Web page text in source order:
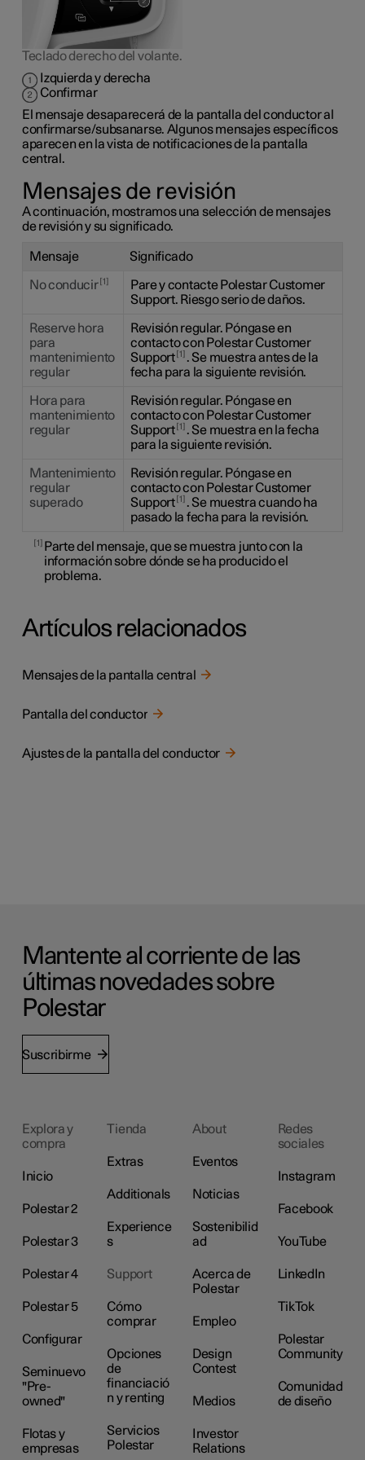
Teclado derecho del volante.
Izquierda y derecha
Confirmar
El mensaje desaparecerá de la pantalla del conductor al
confirmarse/subsanarse. Algunos mensajes específicos
aparecen en la vista de notificaciones de la pantalla
central.
Mensajes de revisión
A continuación, mostramos una selección de mensajes
de revisión y su significado.
Mensaje Significado
No conducir 1
Pare y contacte Polestar Customer
Support. Riesgo serio de daños.
Reserve hora
para
mantenimiento
regular
Revisión regular. Póngase en
contacto con Polestar Customer
Support 1
. Se muestra antes de la
fecha para la siguiente revisión.
Hora para
mantenimiento
regular
Revisión regular. Póngase en
contacto con Polestar Customer
Support 1
. Se muestra en la fecha
para la siguiente revisión.
Mantenimiento
regular
superado
Revisión regular. Póngase en
contacto con Polestar Customer
Support 1
. Se muestra cuando ha
pasado la fecha para la revisión.
1
Parte del mensaje, que se muestra junto con la
información sobre dónde se ha producido el
problema.
Artículos relacionados
Mensajes de la pantalla central
Pantalla del conductor
Ajustes de la pantalla del conductor
Mantente al corriente de las
últimas novedades sobre
Polestar
Suscribirme
Explora y
compra
Inicio
Polestar 2
Polestar 3
Polestar 4
Polestar 5
Configurar
Seminuevo
"Pre-
owned"
Flotas y
empresas
Tienda
Extras
Additionals
Experience
s
Support
Cómo
comprar
Opciones
de
financiació
n y renting
Servicios
Polestar
About
Eventos
Noticias
Sostenibilid
ad
Acerca de
Polestar
Empleo
Design
Contest
Medios
Investor
Relations
Redes
sociales
Instagram
Facebook
YouTube
LinkedIn
TikTok
Polestar
Community
Comunidad
de diseño